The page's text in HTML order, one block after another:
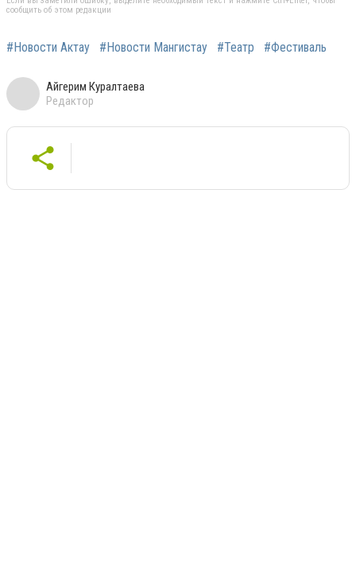
сообщить об этом редакции
#Новости Актау #Новости Мангистау #Театр #Фестиваль
Айгерим Куралтаева
Редактор